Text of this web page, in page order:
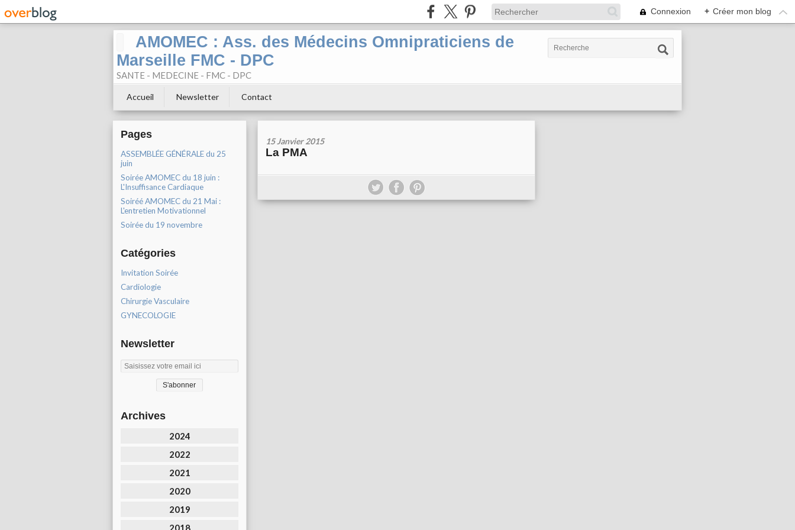
Connexion + Créer mon blog
AMOMEC : Ass. des Médecins Omnipraticiens de
Marseille FMC - DPC
SANTE - MEDECINE - FMC - DPC
Accueil Newsletter Contact
Pages
ASSEMBLÉE GÉNÉRALE du 25
juin
Soirée AMOMEC du 18 juin :
L'Insuffisance Cardiaque
Soiréé AMOMEC du 21 Mai :
L'entretien Motivationnel
Soirée du 19 novembre
Catégories
Invitation Soirée
Cardiologie
Chirurgie Vasculaire
GYNECOLOGIE
Newsletter
Archives
2024
2022
2021
2020
2019
2018
15 Janvier 2015
La PMA